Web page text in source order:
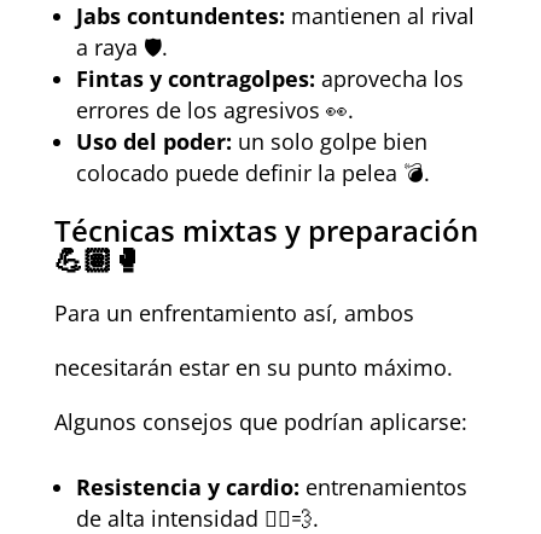
Jabs contundentes: mantienen al rival
a raya 🛡️.
Fintas y contragolpes: aprovecha los
errores de los agresivos 👀.
Uso del poder: un solo golpe bien
colocado puede definir la pelea 💣.
Técnicas mixtas y preparación
💪🏽🥊
Para un enfrentamiento así, ambos
necesitarán estar en su punto máximo.
Algunos consejos que podrían aplicarse:
Resistencia y cardio: entrenamientos
de alta intensidad 🏃‍♂️💨.